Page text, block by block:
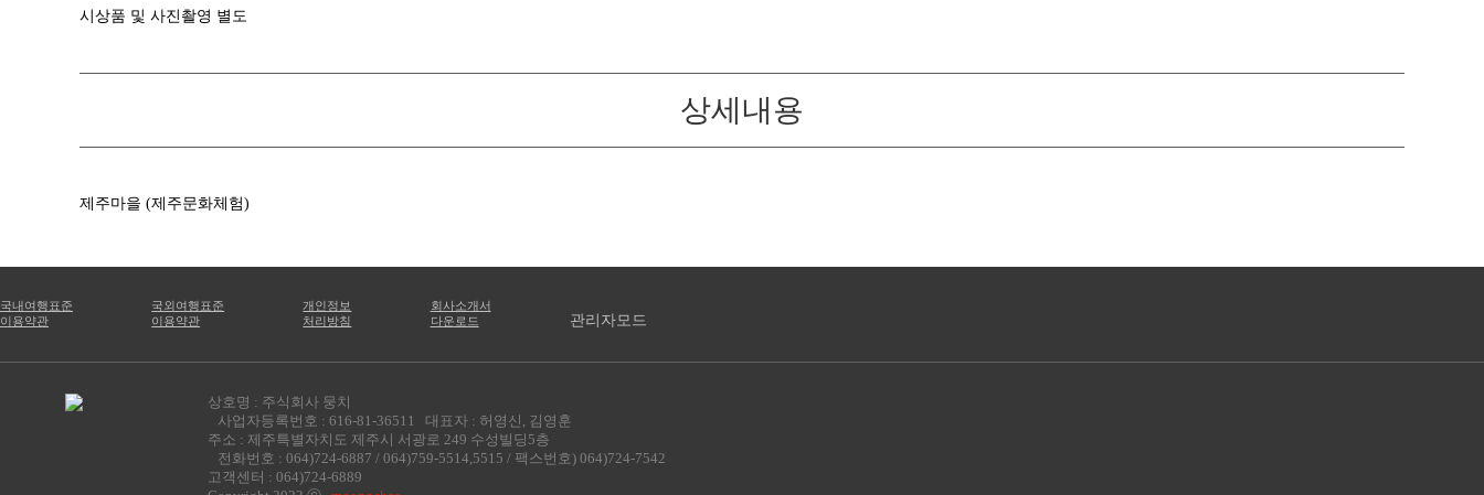
시상품 및 사진촬영 별도
상세내용
제주마을 (제주문화체험)
국내여행표준
이용약관
국외여행표준
이용약관
개인정보
처리방침
회사소개서
다운로드
관리자모드
상호명 : 주식회사 뭉치
사업자등록번호 : 616-81-36511 대표자 : 허영신, 김영훈
주소 : 제주특별자치도 제주시 서광로 249 수성빌딩5층
전화번호 : 064)724-6887 / 064)759-5514,5515 / 팩스번호) 064)724-7542
고객센터 : 064)724-6889